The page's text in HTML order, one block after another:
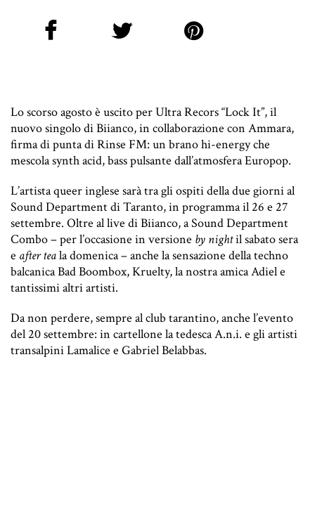
Lo scorso agosto è uscito per Ultra Recors “Lock It”, il
nuovo singolo di Biianco, in collaborazione con Ammara,
firma di punta di Rinse FM: un brano hi-energy che
mescola synth acid, bass pulsante dall’atmosfera Europop.
L’artista queer inglese sarà tra gli ospiti della due giorni al
Sound Department di Taranto, in programma il 26 e 27
settembre. Oltre al live di Biianco, a Sound Department
Combo – per l’occasione in versione by nightil sabato sera
e after teala domenica – anche la sensazione della techno
balcanica Bad Boombox, Kruelty, la nostra amicaAdiele
tantissimi altri artisti.
Da non perdere, sempre al club tarantino, anche l’evento
del 20 settembre: in cartellone la tedesca A.n.i. e gli artisti
transalpini Lamalice e Gabriel Belabbas.